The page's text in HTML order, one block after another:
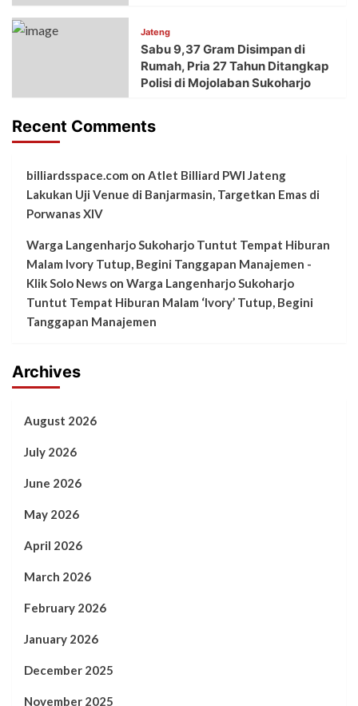
Jateng
Sabu 9,37 Gram Disimpan di
Rumah, Pria 27 Tahun Ditangkap
Polisi di Mojolaban Sukoharjo
Recent Comments
billiardsspace.com on Atlet Billiard PWI Jateng
Lakukan Uji Venue di Banjarmasin, Targetkan Emas di
Porwanas XIV
Warga Langenharjo Sukoharjo Tuntut Tempat Hiburan
Malam Ivory Tutup, Begini Tanggapan Manajemen -
Klik Solo News on Warga Langenharjo Sukoharjo
Tuntut Tempat Hiburan Malam ‘Ivory’ Tutup, Begini
Tanggapan Manajemen
Archives
August 2026
July 2026
June 2026
May 2026
April 2026
March 2026
February 2026
January 2026
December 2025
November 2025